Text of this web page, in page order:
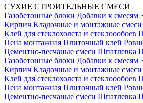
СУХИЕ СТРОИТЕЛЬНЫЕ СМЕСИ
Газобетонные блоки Добавки к смесям
Кирпич Кладочные и монтажные смеси
Клей для стеклохолста и стеклоообоев
Пена монтажная Плиточный клей
Цементно-песчаные смеси Шпатлевка
Газобетонные блоки Добавки к смесям
Кирпич Кладочные и монтажные смеси
Клей для стеклохолста и стеклоообоев
Пена монтажная Плиточный клей
Цементно-песчаные смеси Шпатлевка